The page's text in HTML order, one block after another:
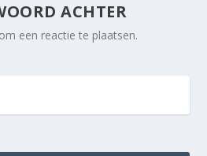
ACHTER
om een reactie te plaatsen.